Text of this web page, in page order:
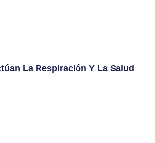
La Respiración Y La Salud